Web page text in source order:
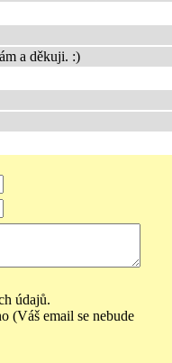
a děkuji. :)
údajů.
(Váš email se nebude